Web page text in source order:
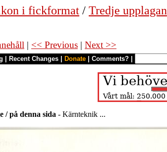
i fickformat / Tredje upplagan
| << Previous | Next >>
Recent Changes Donate Comments?
/ på denna sida - Kärnteknik ...